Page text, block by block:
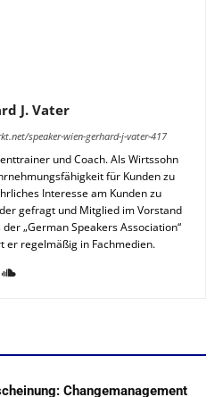
J. Vater
speaker-wien-gerhard-j-vater-417
und Coach. Als Wirtssohn
für Kunden zu
Interesse am Kunden zu
gefragt und Mitglied im Vorstand
„German Speakers Association“
er regelmäßig in Fachmedien.
Changemanagement